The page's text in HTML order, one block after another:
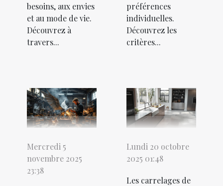
besoins, aux envies
et au mode de vie.
Découvrez à
travers...
préférences
individuelles.
Découvrez les
critères...
Mercredi 5
novembre 2025
23:38
Lundi 20 octobre
2025 01:48
Les carrelages de